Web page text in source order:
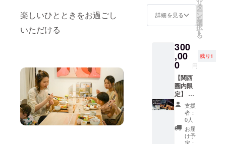
楽しいひとときをお過ごし
いただける
ん。
いては
相談さ
せて頂
きま
リター
ン対応
期間
は、
2022年
10月〜
2023年
12月ま
での間
で
2022年
10月頃
に一度
きま
す。 ・
公序良
俗に反
所には
お届け
できか
ねます
・場所
の許可
の取得
などは
当方で
は承る
ことが
できな
いた
話番号
のご明
記をお
願いい
す ＊注
意事項
・ リ
ターン
対応期
間は、
2023年
4月〜
2024年
3月まで
の間で
2022
年10月
ザート
に変更
もOK）
＆ドリ
セッ
ト 50
人分付
き ◯お
礼の手
紙 ※
メール
の返信
がない
場合、
お電話
をさせ
て頂く
援、よ
ろしく
お願い
いたし
《内
容》 ◯
のりえ
もんカ
レー50
食 ◯リ
ノリノ
のお料
理30食
◯お礼
の手紙
※メール
の返信
とって
も贅沢
な空間
です
ナー
コース
大人10
人分付
き（追
加も可
能） 一
人で堪
能する
のもよ
し！ み
んなで
堪能す
詳細を見る
リ
タ
ー
ン
を
選
択
す
る
300
,00
0 円
残り1
【関西
圏内限
定】 な
んとあ
のプペ
ルバス
とリノ
リノ
カーが
支援
者：
0人
お届
け予